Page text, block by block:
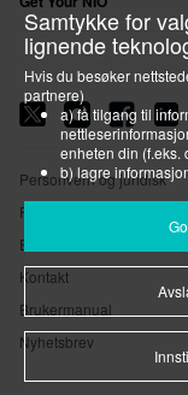
Samtykke for
lignende
Hvis du besøker
partnere)
a) få tilgang til
enheten din (f.eks.
b) lagre
Vi gjør dette for å
og vise deg relevant
Du kan når som helst
"Innstillinger for
Vær oppmerksom på at
fremtiden.
Hvis du vil vite mer om
Get Your NIO
Personvern og juridisk
Presse
Event
Kontakt
Brukermanual
Nyhetsbrev